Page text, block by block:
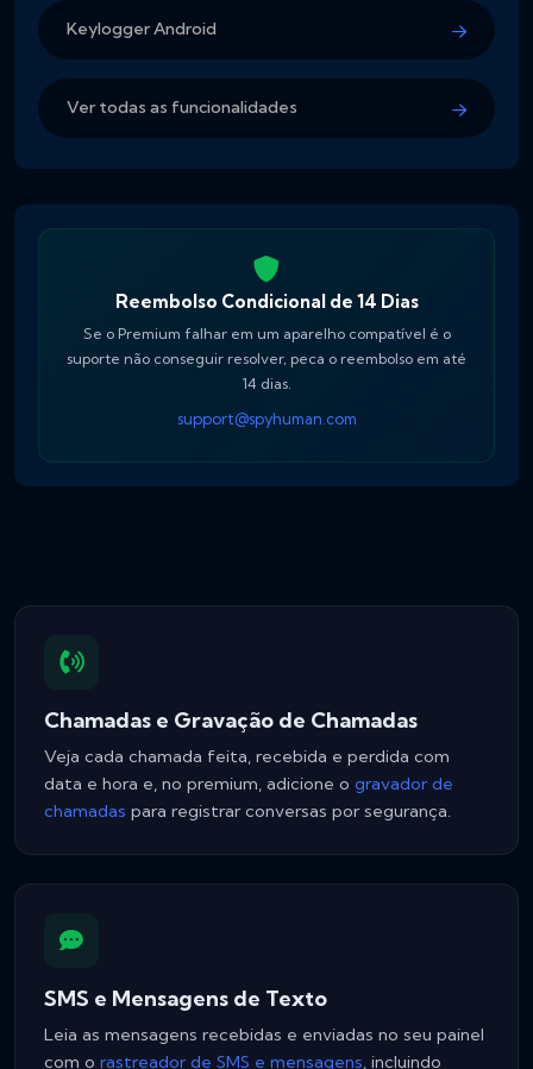
Keylogger Android
Ver todas as funcionalidades
Reembolso Condicional de 14 Dias
Se o Premium falhar em um aparelho compatível é o
suporte não conseguir resolver, peca o reembolso em até
14 dias.
support@spyhuman.com
Chamadas e Gravação de Chamadas
Veja cada chamada feita, recebida e perdida com
data e hora e, no premium, adicione o gravador de
chamadas para registrar conversas por segurança.
SMS e Mensagens de Texto
Leia as mensagens recebidas e enviadas no seu painel
com o rastreador de SMS e mensagens, incluindo